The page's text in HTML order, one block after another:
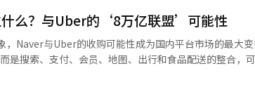
界，搜索并不像今天一样成为日常生活的一部分。在那
工作时，她
的本质。 之后，她在NHN和NAVER担任核
商务、网络漫画、便捷支付、创业生态支持等方面发挥
首位女性首席执行官，领导大型平台企业的经历不容
信支付和UnionPay基础上增加LINE Pay，扩大了中化圈
，上个月的LINE Pay销售额较上月增长了12%。乐天免
关人士表示：“今年第一季度，台湾个人游客（FIT）的
游客市场而采取的措施。百货公司也开始扩大支付基础
和NFC支付。特别是由于本店位于明洞商圈，吸引了大
什么？与Uber的‘8万亿联盟’可能性
，Naver与Uber的收购可能性成为国内平台市场的最大
是搜索、支付、会员、地图、出行和食品配送的整合，